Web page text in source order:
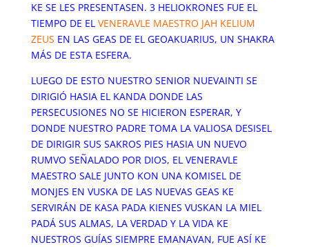
KE SE LES PRESENTASEN. 3 HELIOKRONES FUE EL
TIEMPO DE EL VENERAVLE MAESTRO JAH KELIUM
ZEUS EN LAS GEAS DE EL GEOAKUARIUS, UN SHAKRA
MÁS DE ESTA ESFERA.
LUEGO DE ESTO NUESTRO SENIOR NUEVAINTI SE
DIRIGIÓ HASIA EL KANDA DONDE LAS
PERSECUSIONES NO SE HICIERON ESPERAR, Y
DONDE NUESTRO PADRE TOMA LA VALIOSA DESISEL
DE DIRIGIR SUS SAKROS PIES HASIA UN NUEVO
RUMVO SEÑALADO POR DIOS, EL VENERAVLE
MAESTRO SALE JUNTO KON UNA KOMISEL DE
MONJES EN VUSKA DE LAS NUEVAS GEAS KE
SERVIRÁN DE KASA PADA KIENES VUSKAN LA MIEL
PADÁ SUS ALMAS, LA VERDAD Y LA VIDA KE
NUESTROS GUÍAS SIEMPRE EMANAVAN, FUE ASÍ KE